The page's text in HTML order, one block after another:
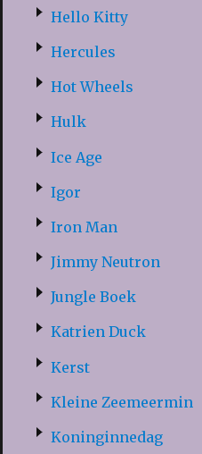
Hello Kitty
Hercules
Hot Wheels
Hulk
Ice Age
Igor
Iron Man
Jimmy Neutron
Jungle Boek
Katrien Duck
Kerst
Kleine Zeemeermin
Koninginnedag